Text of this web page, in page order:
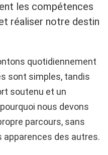
les compétences
réaliser notre destin
quotidiennement
sont simples, tandis
soutenu et un
nous devons
parcours, sans
apparences des autres.